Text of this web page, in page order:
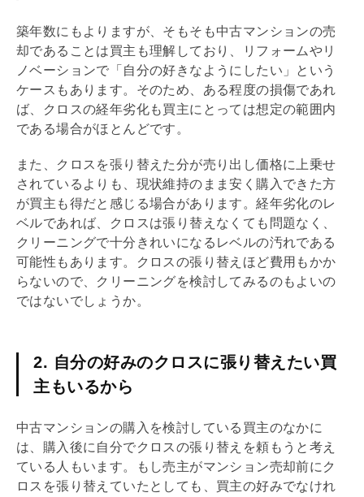
築年数にもよりますが、そもそも中古マンションの売
却であることは買主も理解しており、
リフォームやリ
ノベーションで「自分の好きなようにしたい」という
ケースもあります。そのため、ある程度の損傷であれ
ば、クロスの経年劣化も買主にとっては想定の範囲内
である場合がほとんどです。
また、クロスを張り替えた分が売り出し価格に上乗せ
されているよりも、現状維持のまま安く購入できた方
が買主も得だと感じる場合があります。経年劣化のレ
ベルであれば、クロスは張り替えなくても問題なく、
クリーニングで十分きれいになるレベルの汚れである
可能性もあります。クロスの張り替えほど費用もかか
らないので、クリーニングを検討してみるのもよいの
ではないでしょうか。
2. 自分の好みのクロスに張り替えたい買
主もいるから
中古マンションの購入を検討している買主のなかに
は、購入後に自分でクロスの張り替えを頼もうと考え
ている人もいます。もし売主がマンション売却前にク
ロスを張り替えていたとしても、買主の好みでなけれ